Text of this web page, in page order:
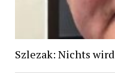
Szlezak: Nichts